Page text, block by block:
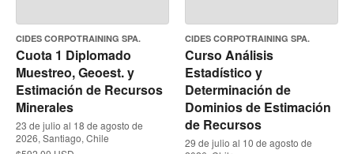
CIDES CORPOTRAINING SPA.
Cuota 1 Diplomado
Muestreo, Geoest. y
Estimación de Recursos
Minerales
23 de julio al 18 de agosto de
2026, Santiago, Chile
CIDES CORPOTRAINING SPA.
Curso Análisis
Estadístico y
Determinación de
Dominios de Estimación
de Recursos
29 de julio al 10 de agosto de